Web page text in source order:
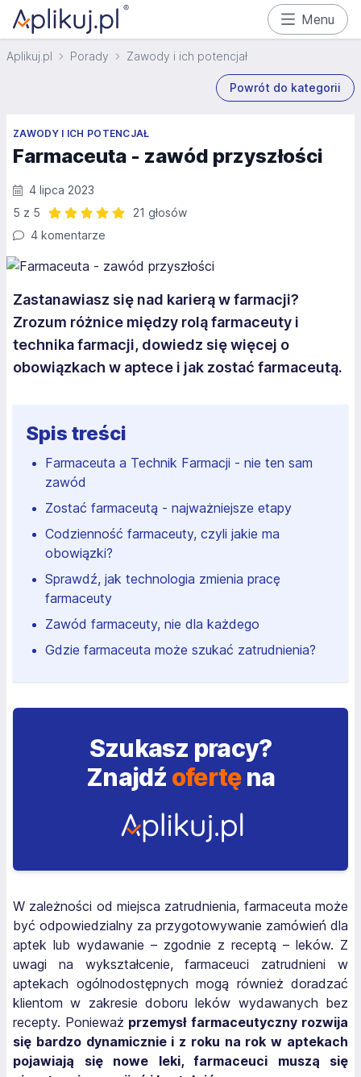
Menu
Aplikuj.pl Porady Zawody i ich potencjał
Powrót do kategorii
ZAWODY I ICH POTENCJAŁ
Farmaceuta - zawód przyszłości
4 lipca 2023
5 z 5
21 głosów
4 komentarze
Zastanawiasz się nad karierą w farmacji?
Zrozum różnice między rolą farmaceuty i
technika farmacji, dowiedz się więcej o
obowiązkach w aptece i jak zostać farmaceutą.
Spis treści
Farmaceuta a Technik Farmacji - nie ten sam
zawód
Zostać farmaceutą - najważniejsze etapy
Codzienność farmaceuty, czyli jakie ma
obowiązki?
Sprawdź, jak technologia zmienia pracę
farmaceuty
Zawód farmaceuty, nie dla każdego
Gdzie farmaceuta może szukać zatrudnienia?
Szukasz pracy?
Znajdź ofertęna
W zależności od miejsca zatrudnienia, farmaceuta może
być odpowiedzialny za przygotowywanie zamówień dla
aptek lub wydawanie – zgodnie z receptą – leków. Z
uwagi na wykształcenie, farmaceuci zatrudnieni w
aptekach ogólnodostępnych mogą również doradzać
klientom w zakresie doboru leków wydawanych bez
recepty. Ponieważ przemysł farmaceutyczny rozwija
się bardzo dynamicznie i z roku na rok w aptekach
pojawiają się nowe leki, farmaceuci muszą się